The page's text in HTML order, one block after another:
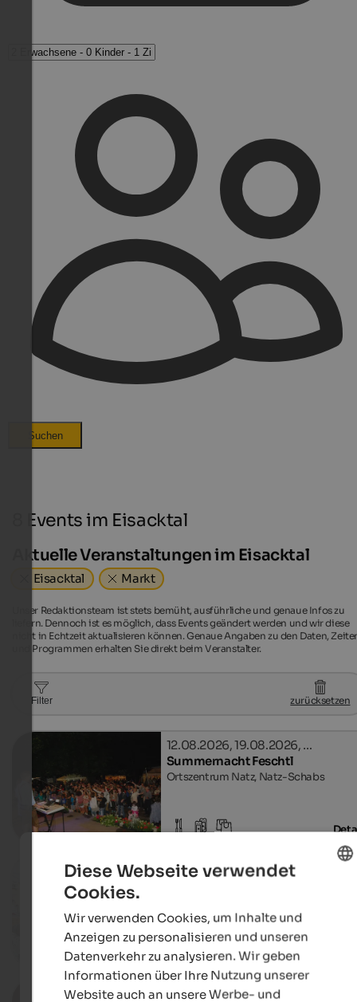
Suchen
8 Events im Eisacktal
Aktuelle Veranstaltungen im Eisacktal
Eisacktal Markt
Unser Redaktionsteam ist stets bemüht, ausführliche und genaue Infos zu
liefern. Dennoch ist es möglich, dass Events geändert werden und wir diese
nicht in Echtzeit aktualisieren können. Genaue Angaben zu den Daten,
und Programmen erhalten Sie direkt beim Veranstalter.
Filter zurücksetzen
12.08.2026, 19.08.2026, …
Summernacht Feschtl
Ortszentrum Natz, Natz-Schabs
09.08.2026, 29.08.2026, …
02. - 04.10.2026
GERMAN
Diese Webseite verwendet
Cookies.
Wir verwenden Cookies, um Inhalte und
Anzeigen zu personalisieren und unseren
Datenverkehr zu analysieren. Wir geben
Informationen über Ihre Nutzung unserer
Website auch an unsere Werbe- und